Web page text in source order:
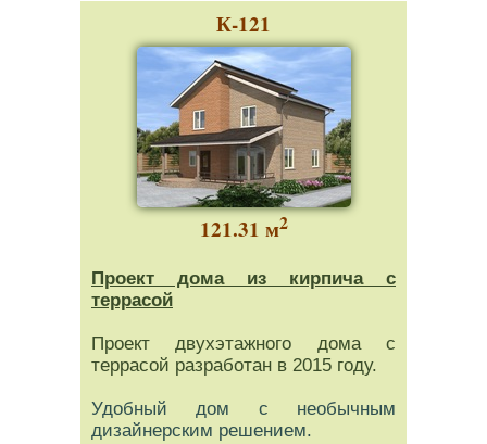
К-121
121.31 м2
Проект дома из кирпича с
террасой
Проект двухэтажного дома с
террасой разработан в 2015 году.
Удобный дом с необычным
дизайнерским решением.